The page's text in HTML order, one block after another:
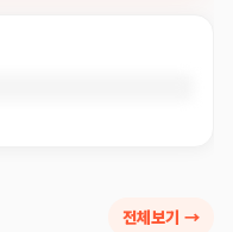
전체보기 →